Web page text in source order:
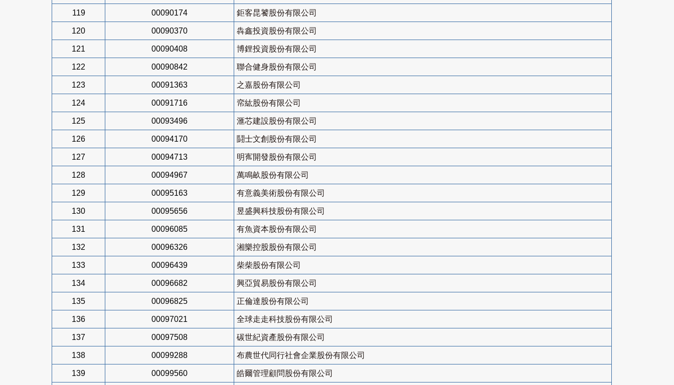
119 00090174 鉅客昆饕股份有限公司
120 00090370 犇鑫投資股份有限公司
121 00090408 博鋰投資股份有限公司
122 00090842 聯合健身股份有限公司
123 00091363 之嘉股份有限公司
124 00091716 帟紘股份有限公司
125 00093496 滙芯建設股份有限公司
126 00094170 鬪士文創股份有限公司
127 00094713 明寯開發股份有限公司
128 00094967 萬鳴畝股份有限公司
129 00095163 有意義美術股份有限公司
130 00095656 昱盛興科技股份有限公司
131 00096085 有魚資本股份有限公司
132 00096326 湘樂控股股份有限公司
133 00096439 柴柴股份有限公司
134 00096682 興亞貿易股份有限公司
135 00096825 正倫達股份有限公司
136 00097021 全球走走科技股份有限公司
137 00097508 碳世紀資產股份有限公司
138 00099288 布農世代同行社會企業股份有限公司
139 00099560 皓爾管理顧問股份有限公司